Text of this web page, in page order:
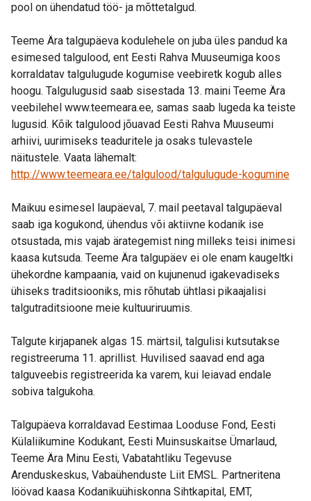
pool on ühendatud töö- ja mõttetalgud.
Teeme Ära talgupäeva kodulehele on juba üles pandud ka
esimesed talgulood, ent Eesti Rahva Muuseumiga koos
korraldatav talgulugude kogumise veebiretk kogub alles
hoogu. Talgulugusid saab sisestada 13. maini Teeme Ära
veebilehel www.teemeara.ee, samas saab lugeda ka teiste
lugusid. Kõik talgulood jõuavad Eesti Rahva Muuseumi
arhiivi, uurimiseks teaduritele ja osaks tulevastele
näitustele. Vaata lähemalt:
http://www.teemeara.ee/talgulood/talgulugude-kogumine
Maikuu esimesel laupäeval, 7. mail peetaval talgupäeval
saab iga kogukond, ühendus või aktiivne kodanik ise
otsustada, mis vajab ärategemist ning milleks teisi inimesi
kaasa kutsuda. Teeme Ära talgupäev ei ole enam kaugeltki
ühekordne kampaania, vaid on kujunenud igakevadiseks
ühiseks traditsiooniks, mis rõhutab ühtlasi pikaajalisi
talgutraditsioone meie kultuuriruumis.
Talgute kirjapanek algas 15. märtsil, talgulisi kutsutakse
registreeruma 11. aprillist. Huvilised saavad end aga
talguveebis registreerida ka varem, kui leiavad endale
sobiva talgukoha.
Talgupäeva korraldavad Eestimaa Looduse Fond, Eesti
Külaliikumine Kodukant, Eesti Muinsuskaitse Ümarlaud,
Teeme Ära Minu Eesti, Vabatahtliku Tegevuse
Arenduskeskus, Vabaühenduste Liit EMSL. Partneritena
löövad kaasa Kodanikuühiskonna Sihtkapital, EMT,